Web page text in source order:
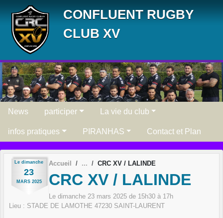
CONFLUENT RUGBY
CLUB XV
News participer La vie du club
infos pratiques PIRANHAS Contact et Plan
Le dimanche
23
MARS 2025
Accueil CRC XV / LALINDE
CRC XV / LALINDE
Le dimanche 23 mars 2025 de 15h30 à 17h
Lieu : STADE DE LAMOTHE 47230 SAINT-LAURENT
Panneau de gestion des cookies